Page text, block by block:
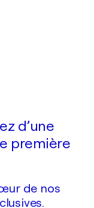
d’une
première
de nos